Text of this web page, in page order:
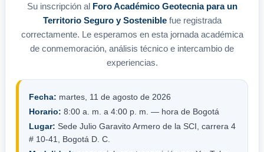
Su inscripción al Foro Académico Geotecnia para un
Territorio Seguro y Sosteniblefue registrada
correctamente. Le esperamos en esta jornada académica
de conmemoración, análisis técnico e intercambio de
experiencias.
Fecha: martes, 11 de agosto de 2026
Horario: 8:00 a. m. a 4:00 p. m. — hora de Bogotá
Lugar: Sede Julio Garavito Armero de la SCI, carrera 4
# 10-41, Bogotá D. C.